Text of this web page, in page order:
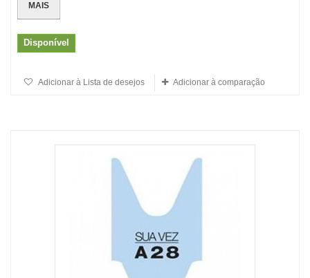
MAIS
Disponível
Adicionar à Lista de desejos Adicionar à comparação